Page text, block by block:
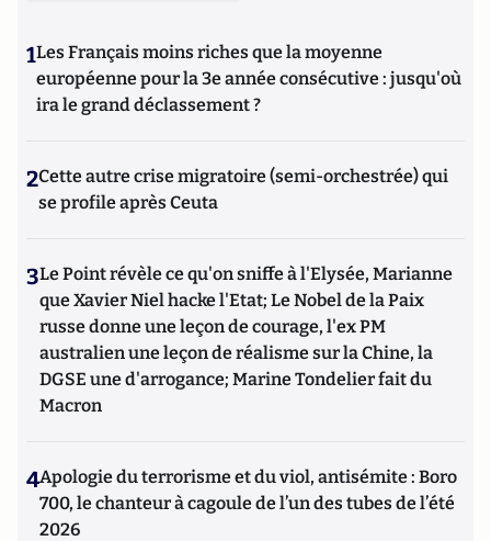
1Les Français moins riches que la moyenne
européenne pour la 3e année consécutive : jusqu'où
ira le grand déclassement ?
2Cette autre crise migratoire (semi-orchestrée) qui
se profile après Ceuta
3Le Point révèle ce qu'on sniffe à l'Elysée, Marianne
que Xavier Niel hacke l'Etat; Le Nobel de la Paix
russe donne une leçon de courage, l'ex PM
australien une leçon de réalisme sur la Chine, la
DGSE une d'arrogance; Marine Tondelier fait du
Macron
4Apologie du terrorisme et du viol, antisémite : Boro
700, le chanteur à cagoule de l’un des tubes de l’été
2026